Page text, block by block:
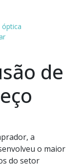
de
a
o maior
do setor